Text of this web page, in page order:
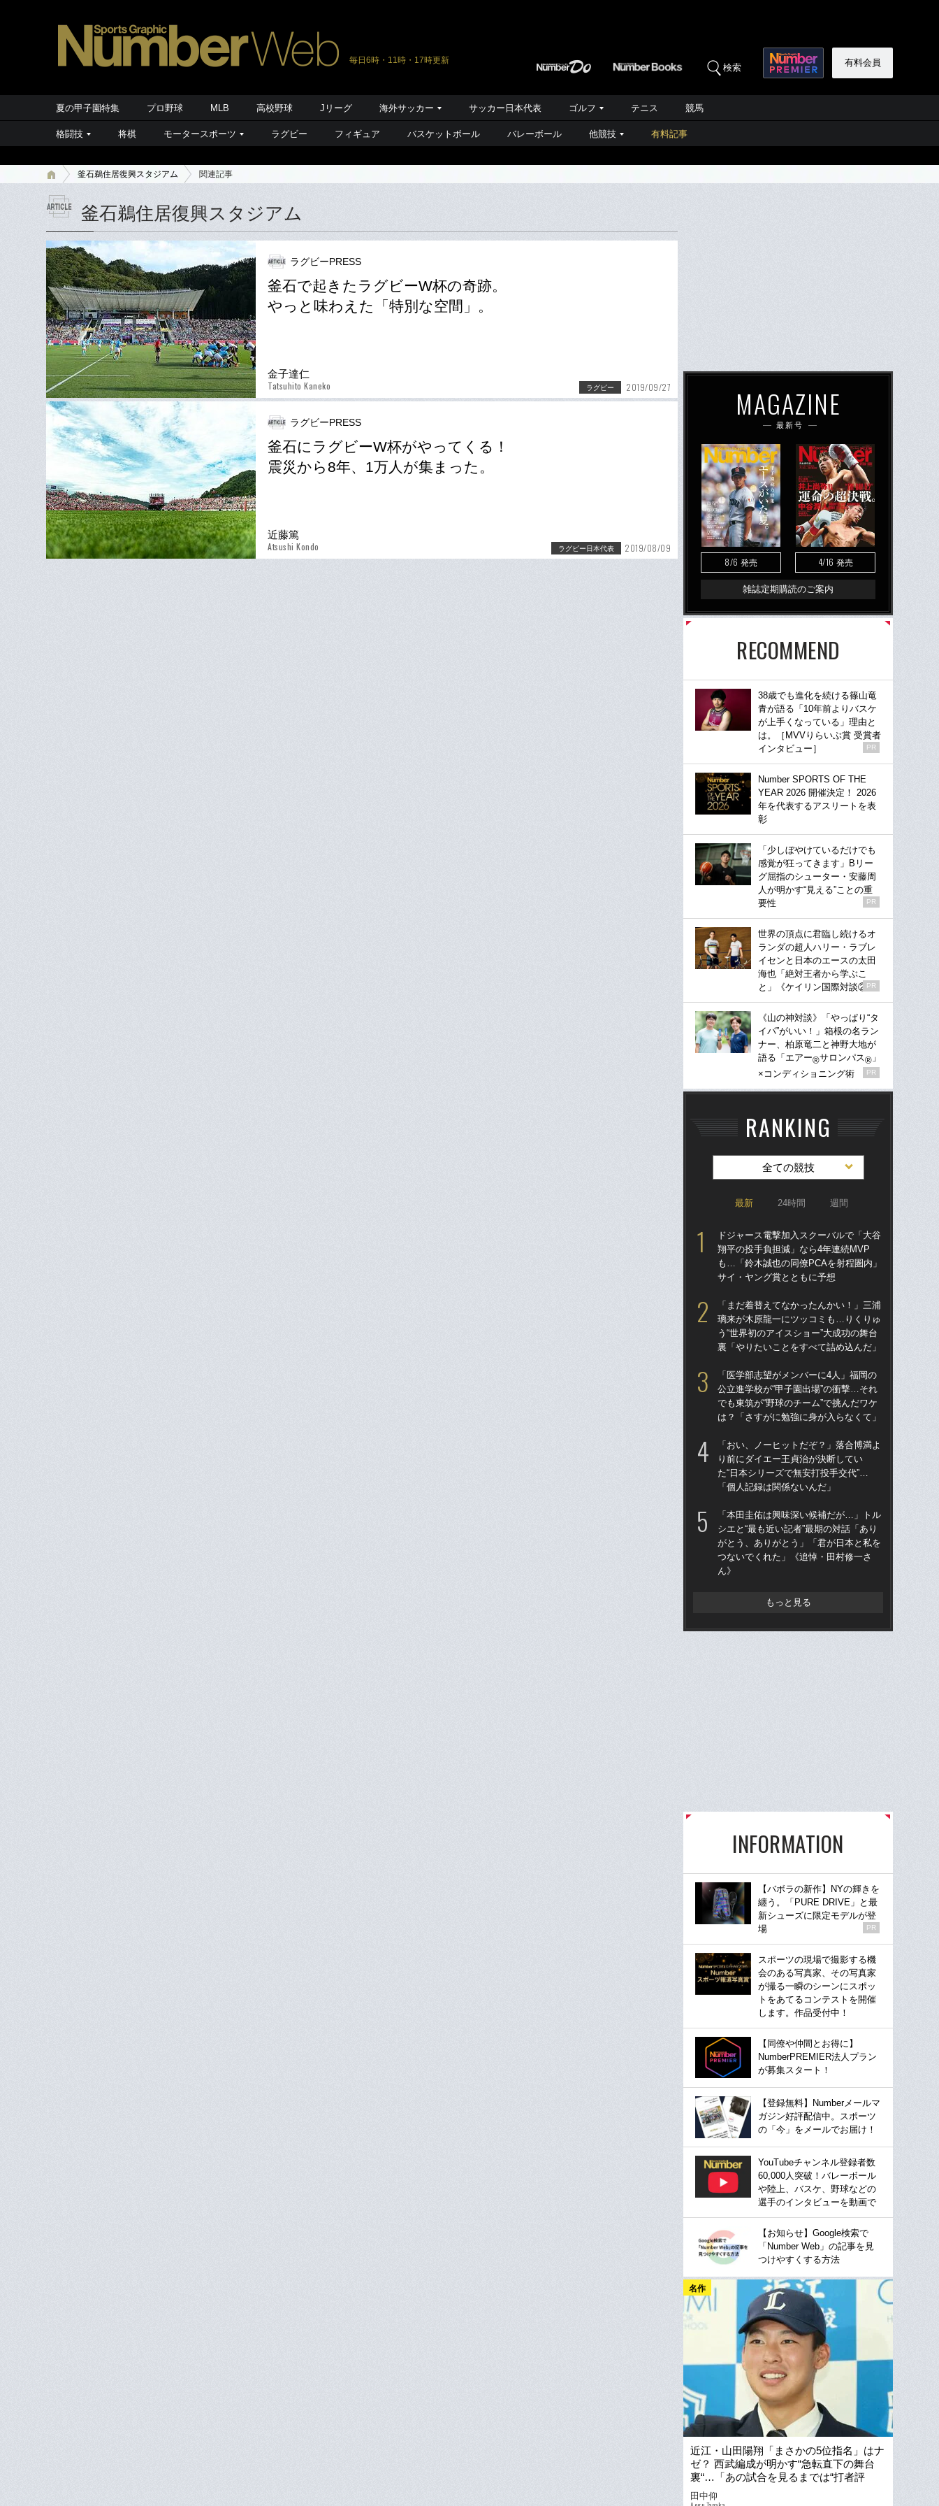
毎日6時・11時・17時更新
検索 有料会員
夏の甲子園特集 プロ野球 MLB 高校野球 Jリーグ 海外サッカー サッカー日本代表 ゴルフ テニス 競馬
格闘技 将棋 モータースポーツ ラグビー フィギュア バスケットボール バレーボール 他競技 有料記事
釜石鵜住居復興スタジアム 関連記事
釜石鵜住居復興スタジアム
ラグビーPRESS
釜石で起きたラグビーW杯の奇跡。
やっと味わえた「特別な空間」。
金子達仁
Tatsuhito Kaneko ラグビー 2019/09/27
ラグビーPRESS
釜石にラグビーW杯がやってくる！
震災から8年、1万人が集まった。
近藤篤
Atsushi Kondo ラグビー日本代表 2019/08/09
MAGAZINE
最新号
8/6 発売 4/16 発売
雑誌定期購読のご案内
RECOMMEND
38歳でも進化を続ける篠山竜
青が語る「10年前よりバスケ
が上手くなっている」理由と
は。［MVVりらいぶ賞 受賞者
インタビュー］
PR
Number SPORTS OF THE
YEAR 2026 開催決定！ 2026
年を代表するアスリートを表
彰
「少しぼやけているだけでも
感覚が狂ってきます」Bリー
グ屈指のシューター・安藤周
人が明かす“見える”ことの重
要性
PR
世界の頂点に君臨し続けるオ
ランダの超人ハリー・ラブレ
イセンと日本のエースの太田
海也「絶対王者から学ぶこ
と」《ケイリン国際対談②》
PR
《山の神対談》「やっぱり“タ
イパ”がいい！」箱根の名ラン
ナー、柏原竜二と神野大地が
語る「エアー®サロンパス® 」
×コンディショニング術
PR
RANKING
全ての競技
最新 24時間 週間
ドジャース電撃加入スクーバルで「大谷
翔平の投手負担減」なら4年連続MVP
も…「鈴木誠也の同僚PCAを射程圏内」
サイ・ヤング賞とともに予想
「まだ着替えてなかったんかい！」三浦
璃来が木原龍一にツッコミも…りくりゅ
う“世界初のアイスショー”大成功の舞台
裏「やりたいことをすべて詰め込んだ」
「医学部志望がメンバーに4人」福岡の
公立進学校が“甲子園出場”の衝撃…それ
でも東筑が“野球のチーム”で挑んだワケ
は？「さすがに勉強に身が入らなくて」
「おい、ノーヒットだぞ？」落合博満よ
り前にダイエー王貞治が決断してい
た“日本シリーズで無安打投手交代”…
「個人記録は関係ないんだ」
「本田圭佑は興味深い候補だが…」トル
シエと“最も近い記者”最期の対話「あり
がとう、ありがとう」「君が日本と私を
つないでくれた」《追悼・田村修一さ
ん》
もっと見る
INFORMATION
【バボラの新作】NYの輝きを
纏う。「PURE DRIVE」と最
新シューズに限定モデルが登
場
PR
スポーツの現場で撮影する機
会のある写真家、その写真家
が撮る一瞬のシーンにスポッ
トをあてるコンテストを開催
します。作品受付中！
【同僚や仲間とお得に】
NumberPREMIER法人プラン
が募集スタート！
【登録無料】Numberメールマ
ガジン好評配信中。スポーツ
の「今」をメールでお届け！
YouTubeチャンネル登録者数
60,000人突破！バレーボール
や陸上、バスケ、野球などの
選手のインタビューを動画で
【お知らせ】Google検索で
「Number Web」の記事を見
つけやすくする方法
名作
近江・山田陽翔「まさかの5位指名」はナ
ゼ？ 西武編成が明かす“急転直下の舞台
裏“…「あの試合を見るまでは“打者評
価“でした」
田中仰